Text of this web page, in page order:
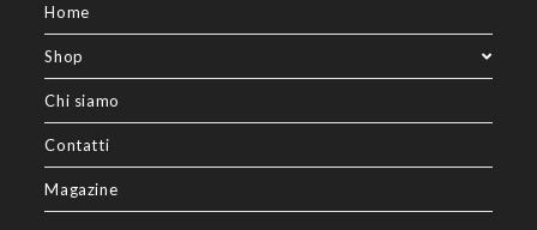
Home
Shop
Chi siamo
Contatti
Magazine